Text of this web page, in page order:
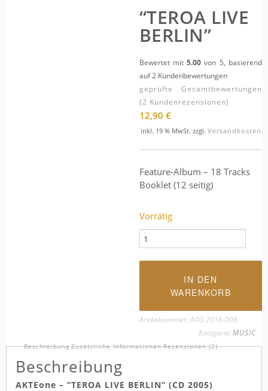
“TEROA LIVE
BERLIN”
Bewertet mit5.00 von 5, basierend
auf2Kundenbewertungen
geprüfte Gesamtbewertungen
(2 Kundenrezensionen)
12,90 €
inkl. 19 % MwSt. zzgl. Versandkosten
Feature-Album – 18 Tracks
Booklet (12 seitig)
Vorrätig
"T
E
R
I
R
IN DEN
WARENKORB
Artikelnummer:AOS-2016-008
Kategorie:MUSIC
Beschreibung Zusätzliche Informationen Rezensionen (2)
Beschreibung
AKTEone – “TEROA LIVE BERLIN” (CD 2005)